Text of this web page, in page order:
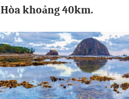
Hòa khoảng 40km.